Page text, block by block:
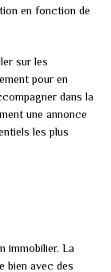
en fonction de
sur les
pour en
dans la
une annonce
les plus
immobilier. La
bien avec des